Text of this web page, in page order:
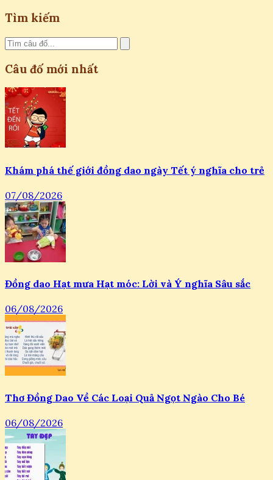
Tìm kiếm
Câu đố mới nhất
Khám phá thế giới đồng dao ngày Tết ý nghĩa cho trẻ
07/08/2026
Đồng dao Hạt mưa Hạt móc: Lời và Ý nghĩa Sâu sắc
06/08/2026
Thơ Đồng Dao Về Các Loại Quả Ngọt Ngào Cho Bé
06/08/2026